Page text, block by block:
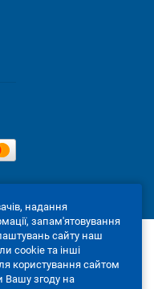
надання
запам'ятовування
сайту наш
cookie та інші
користування сайтом
Вашу згоду на